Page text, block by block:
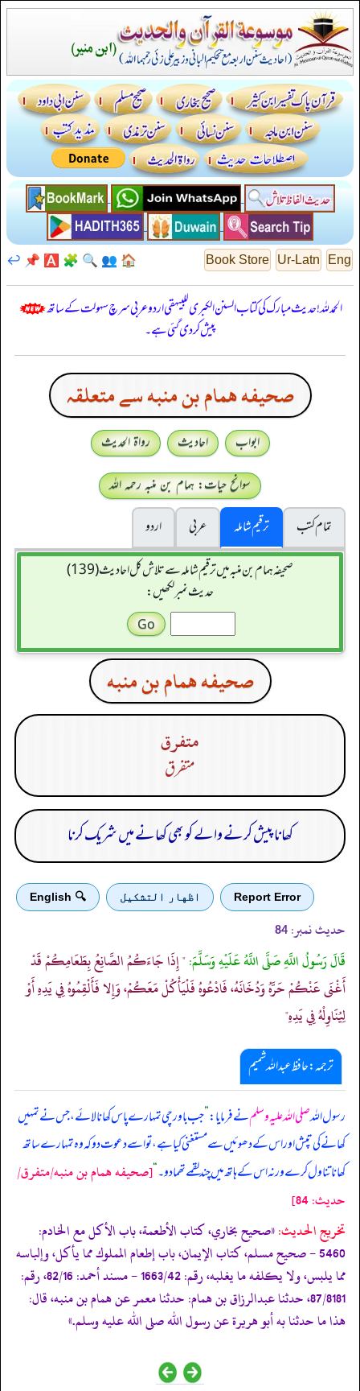
Eng
Ur-Latn
Book Store
🏠
👥
🔍
🧩
🅰️
📌
↩️
الحمدللہ! حدیث مبارک کی کتاب السنن الكبرى للبيهقي اردو عربی سرچ سہولت کے ساتھ
پیش کر دی گئی ہے۔
صحيفه همام بن منبه سے متعلقہ
ابواب احادیث
رواۃ الحدیث
سوانح حیات: ہمام بن منبہ رحمہ اللہ
تمام کتب
ترقیم شاملہ عربی
اردو
صحیفہ ہمام بن منبہ میں ترقیم شاملہ سے تلاش کل احادیث (139)
حدیث نمبر لکھیں:
صحيفه همام بن منبه
متفرق
متفرق
کھانا پیش کرنے والے کو بھی کھانے میں شریک کرنا
Report Error اظهار التشكيل 🔍 English
حدیث نمبر: 84
قَالَ رَسُولُ اللَّهِ صَلَّى اللَّهُ عَلَيْهِ وَسَلَّمَ:" إِذَا جَاءَكُمُ الصَّانِعُ بِطَعَامِكُمْ قَدْ
أَغْنَى عَنْكُمْ حَرَّهُ وَدُخَانَهُ، فَادْعُوهُ فَلْيَأْكُلْ مَعَكُمْ، وَإِلا فَأَلْقِمُوهُ فِي يَدِهِ أَوْ
لِيُنَاوِلْهُ فِي يَدِهِ"
ترجمہ:حافظ عبداللہ شمیم
رسول اللہصلی اللہ علیہ وسلمنے فرمایا:”جب باورچی تمہارے پاس کھانا لائے، جس نے تمہیں
کھانے کی تپش اور اس کے دھوئیں سے مستغنی کیا ہے، تو اسے دعوت دو کہ وہ تمہارے ساتھ
کھانا تناول کرے ورنہ اس کے ہاتھ میں چند لقمے تھما دو۔“[صحيفه همام بن منبه/متفرق/
حدیث: 84]
تخریج الحدیث:«صحيح بخاري، كتاب الأطعمة، باب الأكل مع الخادم:
5460 - صحيح مسلم، كتاب الإيمان، باب إطعام المملوك مما يأكل، وإلباسه
مما يلبس، ولا يكلفه ما يغلبه، رقم: 1663/42 - مسند أحمد: 82/16، رقم:
87/8181، حدثنا عبدالرزاق بن همام: حدثنا معمر عن همام بن منبه، قال:
هذا ما حدثنا به أبو هريرة عن رسول الله صلى الله عليه وسلم.»